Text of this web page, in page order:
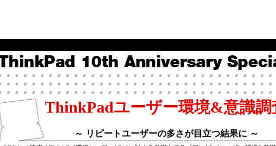
ThinkPadユーザー環境&意識調
～ リピートユーザーの多さが目立つ結果に ～